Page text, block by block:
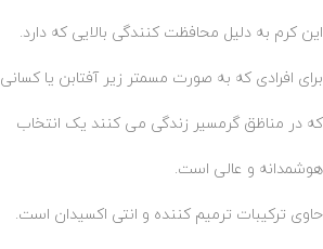
این کرم به دلیل محافظت کنندگی بالایی که دارد.
برای افرادی که به صورت مسمتر زیر آفتابن یا کسانی
که در مناظق گرمسیر زندگی می کنند یک انتخاب
هوشمدانه و عالی است.
حاوی ترکیبات ترمیم کننده و انتی اکسیدان است.